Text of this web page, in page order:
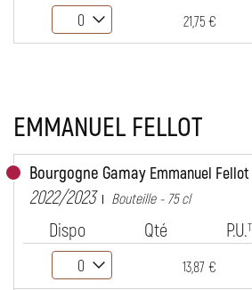
21,75 €
EMMANUEL FELLOT
Bourgogne Gamay Emmanuel Fellot
2022/2023 Bouteille - 75 cl
Dispo Qté P.U.
13,87 €